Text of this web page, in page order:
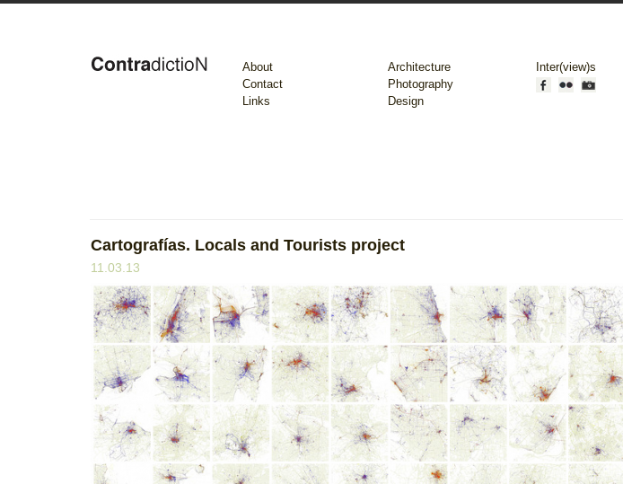
About
Contact
Links
Architecture
Photography
Design
Inter(view)s
Cartografías. Locals and Tourists project
11.03.13